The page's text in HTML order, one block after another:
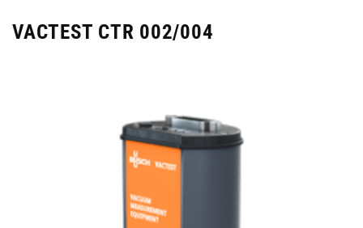
VACTEST CTR 002/004